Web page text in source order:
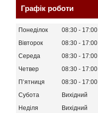
Графік роботи
Понеділок 08:30
17:00
Вівторок
08:30
17:00
Середа
08:30
17:00
Четвер
08:30
17:00
Пʼятниця
08:30
17:00
Субота
Вихідний
Неділя
Вихідний